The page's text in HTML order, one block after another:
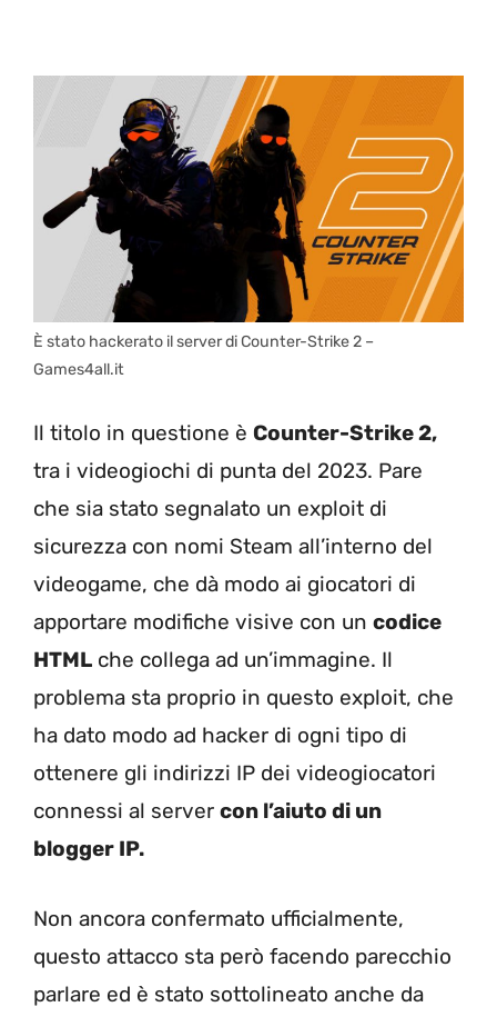
È stato hackerato il server di Counter-Strike 2 –
Games4all.it
Il titolo in questione è Counter-Strike 2,
tra i videogiochi di punta del 2023. Pare
che sia stato segnalato un exploit di
sicurezza con nomi Steam all’interno del
videogame, che dà modo ai giocatori di
apportare modifiche visive con un codice
HTML che collega ad un’immagine. Il
problema sta proprio in questo exploit, che
ha dato modo ad hacker di ogni tipo di
ottenere gli indirizzi IP dei videogiocatori
connessi al server con l’aiuto di un
blogger IP.
Non ancora confermato ufficialmente,
questo attacco sta però facendo parecchio
parlare ed è stato sottolineato anche da